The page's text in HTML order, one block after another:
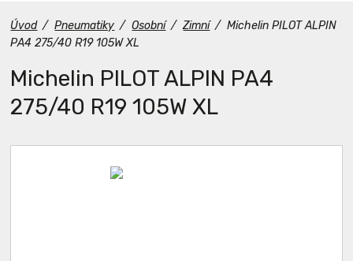
Úvod / Pneumatiky / Osobní / Zimní / Michelin PILOT ALPIN
PA4 275/40 R19 105W XL
Michelin PILOT ALPIN PA4
275/40 R19 105W XL